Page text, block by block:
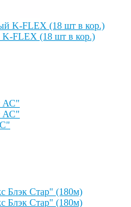
FLEX (18 шт в кор.)